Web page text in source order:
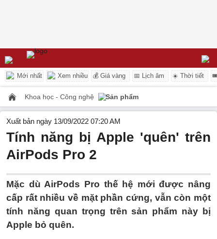
Mới nhất Xem nhiều 💰 Giá vàng 📅 Lịch âm ☀️ Thời tiết
Khoa học - Công nghệ Sản phẩm
Xuất bản ngày 13/09/2022 07:20 AM
Tính năng bị Apple 'quên' trên
AirPods Pro 2
Mặc dù AirPods Pro thế hệ mới được nâng
cấp rất nhiều về mặt phần cứng, vẫn còn một
tính năng quan trọng trên sản phẩm này bị
Apple bỏ quên.